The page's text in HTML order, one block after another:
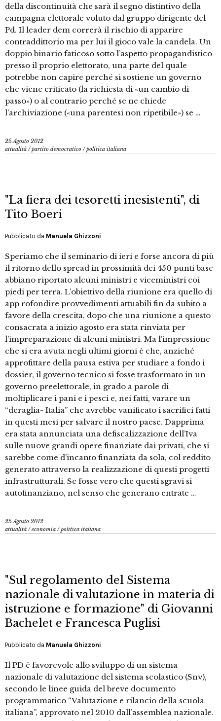
della discontinuità che sarà il segno distintivo della
campagna elettorale voluto dal gruppo dirigente del
Pd. Il leader dem correrà il rischio di apparire
contraddittorio ma per lui il gioco vale la candela. Un
doppio binario faticoso sotto l’aspetto propagandistico
presso il proprio elettorato, una parte del quale
potrebbe non capire perché si sostiene un governo
che viene criticato (la richiesta di «un cambio di
passo») o al contrario perché se ne chiede
l’archiviazione («una parentesi non ripetibile») se …
25 Agosto 2012
attualità /partito democratico /politica italiana
"La fiera dei tesoretti inesistenti", di
Tito Boeri
Pubblicato da Manuela Ghizzoni
Speriamo che il seminario di ieri e forse ancora di più
il ritorno dello spread in prossimità dei 450 punti base
abbiano riportato alcuni ministri e viceministri coi
piedi per terra. L’obiettivo della riunione era quello di
app rofondire provvedimenti attuabili fin da subito a
favore della crescita, dopo che una riunione a questo
consacrata a inizio agosto era stata rinviata per
l’impreparazione di alcuni ministri. Ma l’impressione
che si era avuta negli ultimi giorni è che, anziché
approfittare della pausa estiva per studiare a fondo i
dossier, il governo tecnico si fosse trasformato in un
governo preelettorale, in grado a parole di
moltiplicare i pani e i pesci e, nei fatti, varare un
“deraglia- Italia” che avrebbe vanificato i sacrifici fatti
in questi mesi per salvare il nostro paese. Dapprima
era stata annunciata una defiscalizzazione dell’Iva
sulle nuove grandi opere finanziate dai privati, che si
sarebbe come d’incanto finanziata da sola, col reddito
generato attraverso la realizzazione di questi progetti
infrastrutturali. Se fosse vero che questi sgravi si
autofinanziano, nel senso che generano entrate …
25 Agosto 2012
attualità /economia /politica italiana
"Sul regolamento del Sistema
nazionale di valutazione in materia di
istruzione e formazione" di Giovanni
Bachelet e Francesca Puglisi
Pubblicato da Manuela Ghizzoni
Il PD è favorevole allo sviluppo di un sistema
nazionale di valutazione del sistema scolastico (Snv),
secondo le linee guida del breve documento
programmatico “Valutazione e rilancio della scuola
italiana”, approvato nel 2010 dall’assemblea nazionale.